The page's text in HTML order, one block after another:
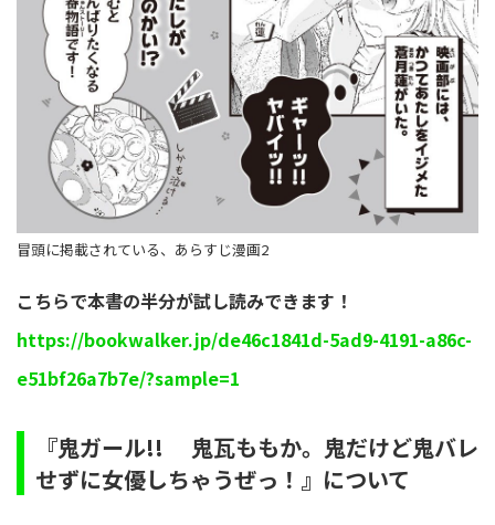
冒頭に掲載されている、あらすじ漫画2
こちらで本書の半分が試し読みできます！
https://bookwalker.jp/de46c1841d-5ad9-4191-a86c-
e51bf26a7b7e/?sample=1
『鬼ガール!! 鬼瓦ももか。鬼だけど鬼バレ
せずに女優しちゃうぜっ！』について